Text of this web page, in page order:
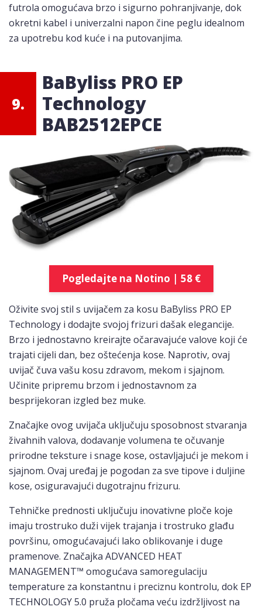
futrola omogućava brzo i sigurno pohranjivanje, dok
okretni kabel i univerzalni napon čine peglu idealnom
za upotrebu kod kuće i na putovanjima.
9.
BaByliss PRO EP
Technology
BAB2512EPCE
Pogledajte na Notino | 58 €
Oživite svoj stil s uvijačem za kosu BaByliss PRO EP
Technology i dodajte svojoj frizuri dašak elegancije.
Brzo i jednostavno kreirajte očaravajuće valove koji će
trajati cijeli dan, bez oštećenja kose. Naprotiv, ovaj
uvijač čuva vašu kosu zdravom, mekom i sjajnom.
Učinite pripremu brzom i jednostavnom za
besprijekoran izgled bez muke.
Značajke ovog uvijača uključuju sposobnost stvaranja
živahnih valova, dodavanje volumena te očuvanje
prirodne teksture i snage kose, ostavljajući je mekom i
sjajnom. Ovaj uređaj je pogodan za sve tipove i duljine
kose, osiguravajući dugotrajnu frizuru.
Tehničke prednosti uključuju inovativne ploče koje
imaju trostruko duži vijek trajanja i trostruko glađu
površinu, omogućavajući lako oblikovanje i duge
pramenove. Značajka ADVANCED HEAT
MANAGEMENT™ omogućava samoregulaciju
temperature za konstantnu i preciznu kontrolu, dok EP
TECHNOLOGY 5.0 pruža pločama veću izdržljivost na